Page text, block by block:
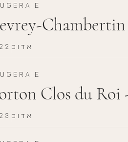
Chambertin
אדום
Clos du Roi
אדום